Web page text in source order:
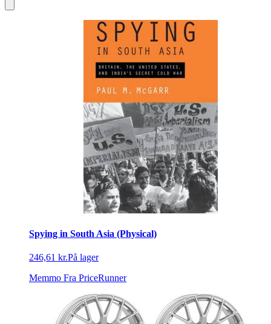
Spying in South Asia (Physical)
246,61 kr.På lager
Memmo Fra PriceRunner